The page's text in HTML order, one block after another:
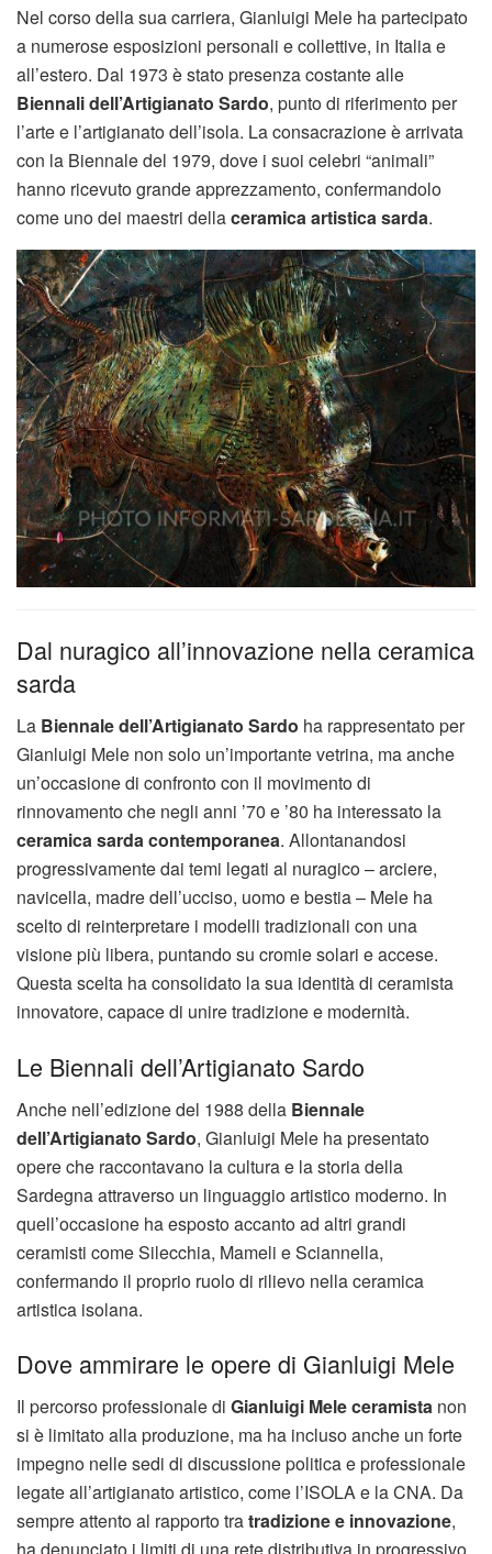
Nel corso della sua carriera, Gianluigi Mele ha partecipato
a numerose esposizioni personali e collettive, in Italia e
all’estero. Dal 1973 è stato presenza costante alle
Biennali dell’Artigianato Sardo, punto di riferimento per
l’arte e l’artigianato dell’isola. La consacrazione è arrivata
con la Biennale del 1979, dove i suoi celebri “animali”
hanno ricevuto grande apprezzamento, confermandolo
come uno dei maestri dellaceramica artistica sarda.
Dal nuragico all’innovazione nella ceramica
sarda
La Biennale dell’Artigianato Sardo ha rappresentato per
Gianluigi Mele non solo un’importante vetrina, ma anche
un’occasione di confronto con il movimento di
rinnovamento che negli anni ’70 e ’80 ha interessato la
ceramica sarda contemporanea. Allontanandosi
progressivamente dai temi legati al nuragico – arciere,
navicella, madre dell’ucciso, uomo e bestia – Mele ha
scelto di reinterpretare i modelli tradizionali con una
visione più libera, puntando su cromie solari e accese.
Questa scelta ha consolidato la sua identità di ceramista
innovatore, capace di unire tradizione e modernità.
Le Biennali dell’Artigianato Sardo
Anche nell’edizione del 1988 della Biennale
dell’Artigianato Sardo, Gianluigi Mele ha presentato
opere che raccontavano la cultura e la storia della
Sardegna attraverso un linguaggio artistico moderno. In
quell’occasione ha esposto accanto ad altri grandi
ceramisti come Silecchia, Mameli e Sciannella,
confermando il proprio ruolo di rilievo nella ceramica
artistica isolana.
Dove ammirare le opere di Gianluigi Mele
Il percorso professionale di Gianluigi Mele ceramista non
si è limitato alla produzione, ma ha incluso anche un forte
impegno nelle sedi di discussione politica e professionale
legate all’artigianato artistico, come l’ISOLA e la CNA. Da
sempre attento al rapporto tratradizione e innovazione,